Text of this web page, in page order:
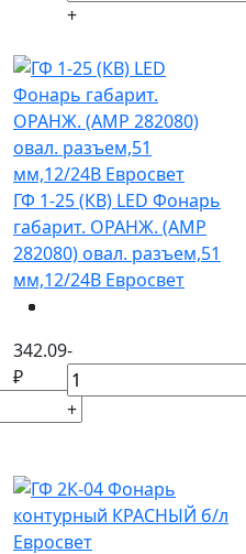
+
ГФ 1-25 (КВ) LED Фонарь
габарит. ОРАНЖ. (АМР
282080) овал. разъем,51
мм,12/24В Евросвет
342.09
₽
-
+